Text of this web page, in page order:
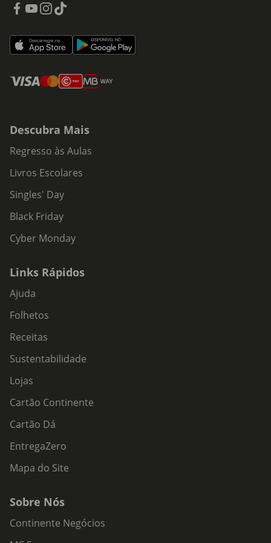
Descubra Mais
Regresso às Aulas
Livros Escolares
Singles' Day
Black Friday
Cyber Monday
Links Rápidos
Ajuda
Folhetos
Receitas
Sustentabilidade
Lojas
Cartão Continente
Cartão Dá
EntregaZero
Mapa do Site
Sobre Nós
Continente Negócios